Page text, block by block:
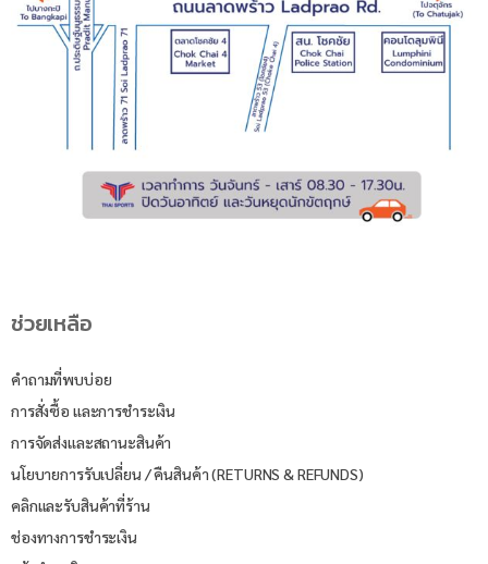
ช่วยเหลือ
คำถามที่พบบ่อย
การสั่งซื้อ และการชำระเงิน
การจัดส่งและสถานะสินค้า
นโยบายการรับเปลี่ยน / คืนสินค้า (RETURNS & REFUNDS)
คลิกและรับสินค้าที่ร้าน
ช่องทางการชำระเงิน